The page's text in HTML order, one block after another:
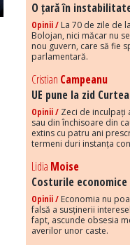
O țară în
Opinii / La 70 de zile de
Bolojan, nici măcar nu
nou guvern, care să fie
parlamentară.
Cristian Campeanu
UE pune la zid
Opinii / Zeci de inculpați
sau din închisoare din
extins cu patru ani
termeni duri instanța
Lidia Moise
Costurile
Opinii / Economia nu
falsă a susținerii
fapt, ascunde obsesia
averilor unor caste.